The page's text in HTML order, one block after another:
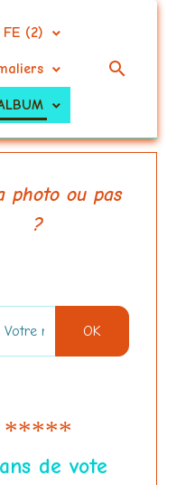
(2)
photo ou pas
?
OK
*****
de vote